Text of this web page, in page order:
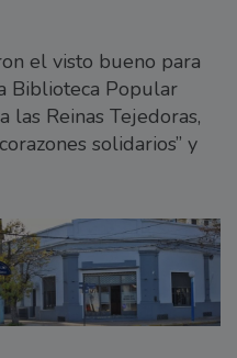
el visto bueno para
Biblioteca Popular
las Reinas Tejedoras,
solidarios” y